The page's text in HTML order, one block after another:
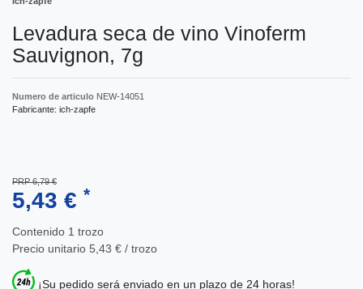
Levadura seca de vino Vinoferm
Sauvignon, 7g
Numero de articulo NEW-14051
Fabricante: ich-zapfe
PRP 6,79 €
5,43 € *
Contenido 1 trozo
Precio unitario 5,43 € / trozo
¡Su pedido será enviado en un plazo de 24 horas!